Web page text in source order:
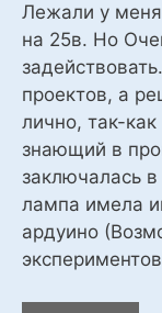
Лежали у
на 25в. Но
проектов, а
лично, так-
знающий в
заключалась
лампа имела
ардуино